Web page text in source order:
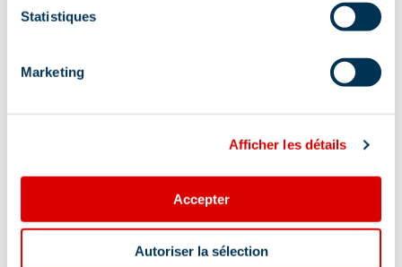
Statistiques
Marketing
Afficher les détails
Accepter
Autoriser la sélection